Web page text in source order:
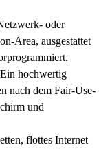
oder
Area, ausgestattet
hochwertig
nach dem Fair-Use-
und
flottes Internet